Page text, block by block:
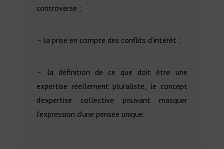
controverse ;
– la prise en compte des conflits d’intérêt ;
– la définition de ce que doit être une
expertise réellement pluraliste, le concept
d’expertise collective pouvant masquer
l’expression d’une pensée unique.